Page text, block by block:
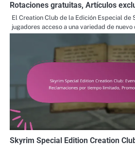
Rotaciones gratuitas, Artículos
El Creation Club de la Edición Especial de
jugadores acceso a una variedad de
Skyrim Special Edition Creation